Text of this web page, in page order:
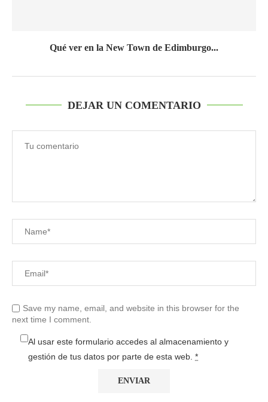
Qué ver en la New Town de Edimburgo...
DEJAR UN COMENTARIO
Save my name, email, and website in this browser for the
next time I comment.
Al usar este formulario accedes al almacenamiento y
gestión de tus datos por parte de esta web. *